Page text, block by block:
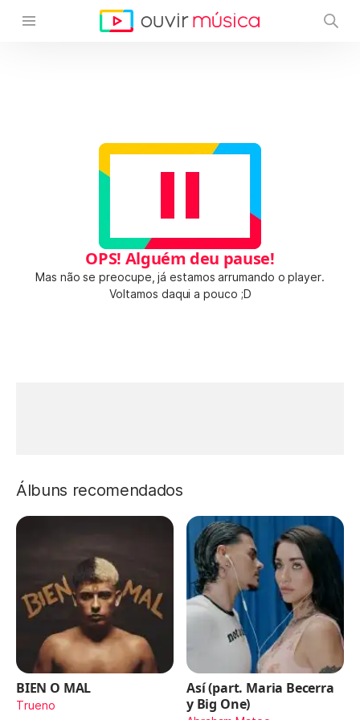
OPS! Alguém deu pause!
Mas não se preocupe, já estamos arrumando o player.
Voltamos daqui a pouco ;D
Álbuns recomendados
BIEN O MAL
Trueno
Así (part. Maria Becerra
y Big One)